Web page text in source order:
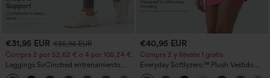
€31,95 EUR €35,95 EUR
Compra 2 por 52,62 € o 4 por 105,24 €.
Leggings SoCinched entrenamiento
moldeador abdomen bolsillo lateral tiro
€40,95 EUR
Compra 2 y llévate 1 gratis
Everyday Softlyzero™ Plush Vestido
deportivo sin espalda 2 en 1